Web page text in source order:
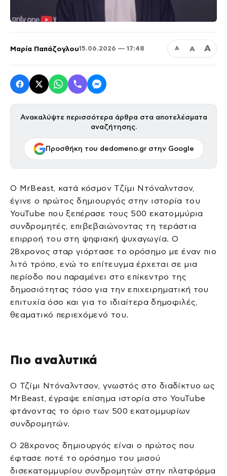
Μαρία Παπάζογλου15.06.2026 — 17:48 Α Α Α
Ανακαλύψτε περισσότερα άρθρα στα αποτελέσματα
αναζήτησης.
Προσθήκη του dedomeno.gr στην Google
Ο MrBeast, κατά κόσμον Τζίμι Ντόναλντσον,
έγινε ο πρώτος δημιουργός στην ιστορία του
YouTube που ξεπέρασε τους 500 εκατομμύρια
συνδρομητές, επιβεβαιώνοντας τη τεράστια
επιρροή του στη ψηφιακή ψυχαγωγία. Ο
28χρονος σταρ γιόρτασε το ορόσημο με έναν πιο
λιτό τρόπο, ενώ το επίτευγμα έρχεται σε μια
περίοδο που παραμένει στο επίκεντρο της
δημοσιότητας τόσο για την επιχειρηματική του
επιτυχία όσο και για το ιδιαίτερα δημοφιλές,
θεαματικό περιεχόμενό του.
Πιο αναλυτικά
Ο Τζίμι Ντόναλντσον, γνωστός στο διαδίκτυο ως
MrBeast, έγραψε επίσημα ιστορία στο YouTube
φτάνοντας το όριο των 500 εκατομμυρίων
συνδρομητών.
Ο 28χρονος δημιουργός είναι ο πρώτος που
έφτασε ποτέ το ορόσημο του μισού
δισεκατομμυρίου συνδρομητών στην πλατφόρμα